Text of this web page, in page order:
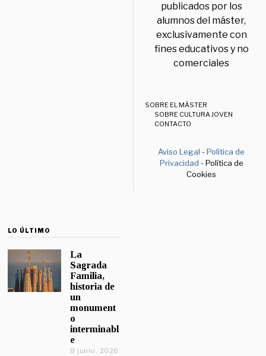
publicados por los
alumnos del máster,
exclusivamente con
fines educativos y no
comerciales
SOBRE EL MÁSTER
SOBRE CULTURA JOVEN
CONTACTO
Aviso Legal -Política de
Privacidad - Política de
Cookies
LO ÚLTIMO
La
Sagrada
Familia,
historia de
un
monument
o
interminabl
e
8 junio, 2026